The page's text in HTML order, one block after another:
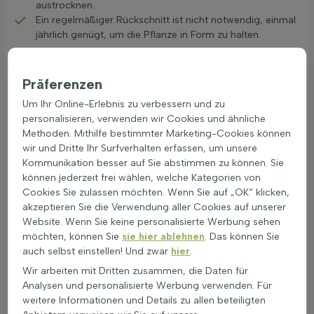
austrocknen.
Ein regelmäßiger Rückschnitt ist nicht notwendig, einmal
jährlich genügt, um die Pflanze in Form zu halten.
Achten Sie darauf, dass Ihre Citruspflanzen genügend
Licht bekommen. Ein sonniger Standort ist für das
Wachstum und die Fruchtbildung essentiell.
Citruspflanzen sind nicht trockenresistent, daher ist eine
regelmäßige Bewässerung wichtig. Vermeiden Sie jedoch
Staunässe, denn diese kann die Wurzeln schädigen.
Da Citruspflanzen frostempfindlich sind, sollten sie in
Regionen mit kälteren Wintern in Kübel gepflanzt und im
Winter an einen geschützten Ort gebracht werden.
Sollten Sie neue Pflanzen durch Stecklinge vermehren
wollen, schneiden Sie halbreife Zweige ab und pflanzen
Sie diese in nährstoffreiche Erde, um das
Wurzelwachstum zu fördern.
Ein leichter Rückschnitt kann im Frühjahr erfolgen, um die
Pflanze zu verjüngen und zu verhindern, dass sie zu
buschig wird.
Präferenzen
Um Ihr Online-Erlebnis zu verbessern und zu
personalisieren, verwenden wir Cookies und ähnliche
Methoden. Mithilfe bestimmter Marketing-Cookies können
wir und Dritte Ihr Surfverhalten erfassen, um unsere
Kommunikation besser auf Sie abstimmen zu können. Sie
können jederzeit frei wählen, welche Kategorien von
Cookies Sie zulassen möchten. Wenn Sie auf „OK“ klicken,
akzeptieren Sie die Verwendung aller Cookies auf unserer
Website. Wenn Sie keine personalisierte Werbung sehen
möchten, können Sie sie hier ablehnen. Das können Sie
auch selbst einstellen! Und zwar hier.
Wir arbeiten mit Dritten zusammen, die Daten für
Analysen und personalisierte Werbung verwenden. Für
weitere Informationen und Details zu allen beteiligten